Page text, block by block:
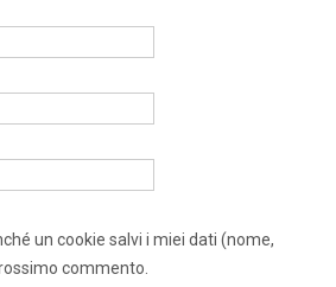
un cookie salvi i miei dati (nome,
commento.